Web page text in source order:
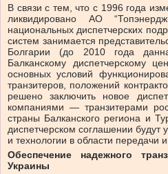
В связи с тем, что с 1996 года
ликвидировано АО
национальных диспетчерских
систем занимается
Болгарии (до 2010 года
Балканскому диспетчерскому
основных условий
транзитеров, положений
решено заключить новое
компаниями — транзитерами
страны Балканского региона и
диспетчерском соглашении
и технологии в области передачи
Обеспечение надежного
Украины